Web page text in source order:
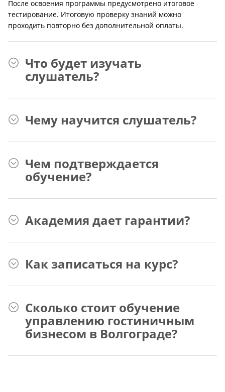
После освоения программы предусмотрено итоговое
тестирование. Итоговую проверку знаний можно
проходить повторно без дополнительной оплаты.
Что будет изучать
слушатель?
Чему научится слушатель?
Чем подтверждается
обучение?
Академия дает гарантии?
Как записаться на курс?
Сколько стоит обучение
управлению гостиничным
бизнесом в Волгограде?